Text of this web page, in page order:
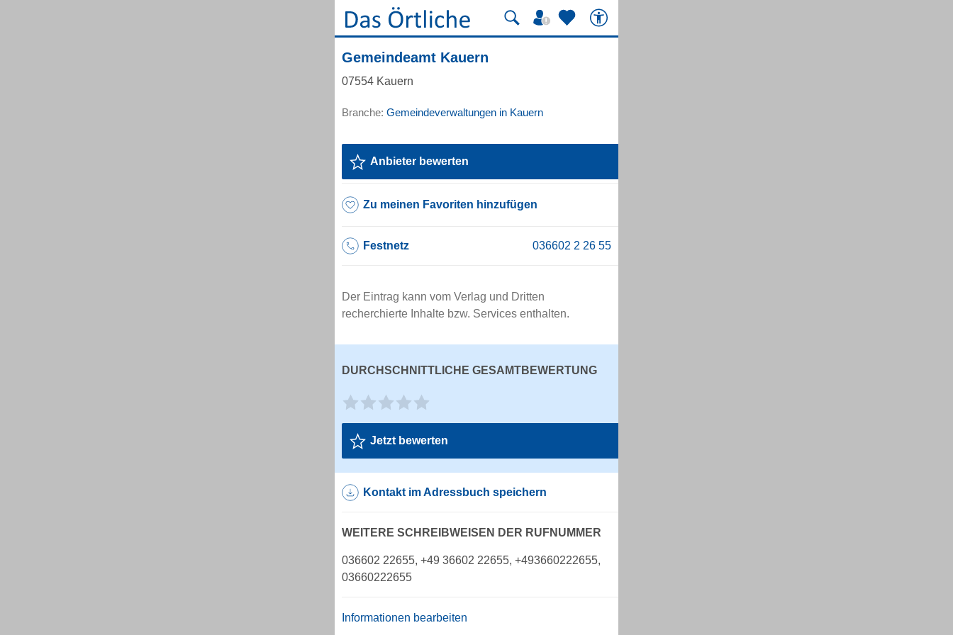
Gemeindeamt Kauern
07554 Kauern
Branche: Gemeindeverwaltungen in Kauern
Anbieter bewerten
Zu meinen Favoriten hinzufügen
Festnetz
Der Eintrag kann vom Verlag und Dritten
recherchierte Inhalte bzw. Services enthalten.
DURCHSCHNITTLICHE GESAMTBEWERTUNG
Jetzt bewerten
Kontakt im Adressbuch speichern
WEITERE SCHREIBWEISEN DER RUFNUMMER
036602 22655, +49 36602 22655, +493660222655,
03660222655
Informationen bearbeiten